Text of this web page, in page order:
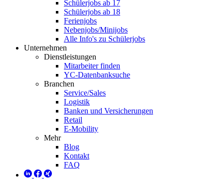
Schülerjobs ab 17
Schülerjobs ab 18
Ferienjobs
Nebenjobs/Minijobs
Alle Info's zu Schülerjobs
Unternehmen
Dienstleistungen
Mitarbeiter finden
YC-Datenbanksuche
Branchen
Service/Sales
Logistik
Banken und Versicherungen
Retail
E-Mobility
Mehr
Blog
Kontakt
FAQ